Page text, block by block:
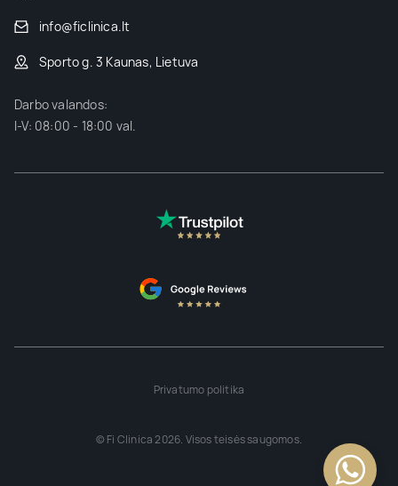
info@ficlinica.lt
Sporto g. 3 Kaunas, Lietuva
Darbo valandos:
I-V: 08:00 - 18:00 val.
© Fi Clinica 2026. Visos teisės saugomos.
Privatumo politika